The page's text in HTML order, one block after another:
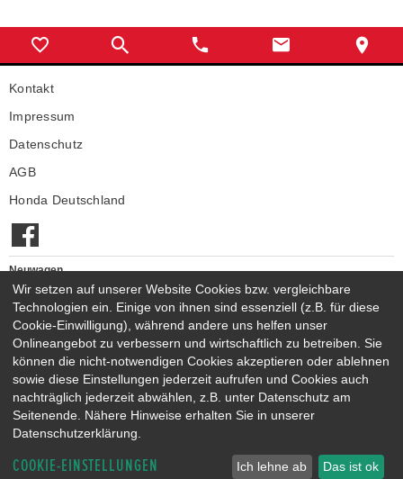
Kontakt
Impressum
Datenschutz
AGB
Honda Deutschland
Neuwagen
Honda Neuwagen
Gebrauchtwagen
Honda Gebrauchtwagen
Honda Vorführwagen
Gesamtbestand
NEUWAGENMODELLE
HONDA JAZZ E:HEV
HONDA CIVIC E:HEV
HONDA ZR-V E:HEV
HONDA CR-V E:HEV & E:PHEV
Wir setzen auf unserer Website Cookies bzw. vergleichbare
Technologien ein. Einige von ihnen sind essenziell (z.B. für diese
Cookie-Einwilligung), während andere uns helfen unser
Onlineangebot zu verbessern und wirtschaftlich zu betreiben. Sie
können die nicht-notwendigen Cookies akzeptieren oder ablehnen
sowie diese Einstellungen jederzeit aufrufen und Cookies auch
nachträglich jederzeit abwählen, z.B. unter Datenschutz am
Seitenende. Nähere Hinweise erhalten Sie in unserer
Datenschutzerklärung.
COOKIE-EINSTELLUNGEN Ich lehne ab Das ist ok